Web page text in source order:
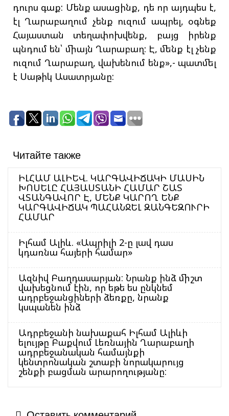
դուրս գաք: Մենք ասացինք, դե որ այդպես է,
էլ Ղարաբաղում չենք ուզում ապրել, օգնեք
Հայաստան տեղափոխվենք, բայց իրենք
պնդում են՝ միայն Ղարաբաղ: Է, մենք էլ չենք
ուզում Ղարաբաղ, վախենում ենք»,- պատմել
է Սաթիկ Ասատրյանը:
Читайте также
ԻԼՀԱՄ ԱԼԻԵՎ. ԿԱՐԳԱՎԻՃԱԿԻ ՄԱՍԻՆ
ԽՈՍԵԼԸ ՀԱՅԱՍՏԱՆԻ ՀԱՄԱՐ ՇԱՏ
ՎՏԱՆԳԱՎՈՐ Է, ՄԵՆՔ ԿԱՐՈՂ ԵՆՔ
ԿԱՐԳԱՎԻՃԱԿ ՊԱՀԱՆՋԵԼ ԶԱՆԳԵԶՈՒՐԻ
ՀԱՄԱՐ
Իլհամ Ալիև. «Ապրիլի 2-ը լավ դաս
կդառնա հայերի համար»
Ազնիվ Բաղդասարյան: Նրանք ինձ միշտ
վախեցնում էին, որ եթե ես ընկնեմ
ադրբեջանցիների ձեռքը, նրանք
կսպանեն ինձ
Ադրբեջանի նախաքահ Իլհամ Ալիևի
ելույթը Բաքվում Լեռնային Ղարաբաղի
ադրբեջանական համայնքի
կենտրոնական շտաբի նորակարույց
շենքի բացման արարողությանը: